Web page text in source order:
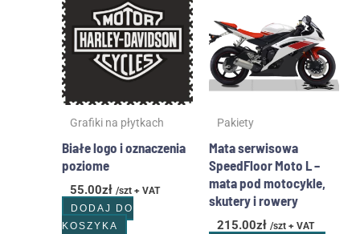
Grafiki na płytkach
Białe logo i oznaczenia
poziome
55.00zł /szt + VAT
DODAJ DO
KOSZYKA
Pakiety
Mata serwisowa
SpeedFloor Moto L –
mata pod motocykle,
skutery i rowery
215.00zł /szt + VAT
wiele
Opcje